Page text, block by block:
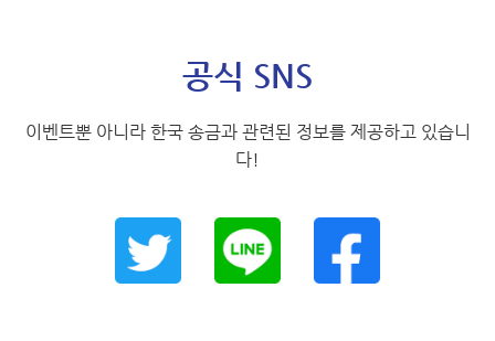
공식 SNS
이벤트뿐 아니라 한국 송금과 관련된 정보를 제공하고 있습니
다!